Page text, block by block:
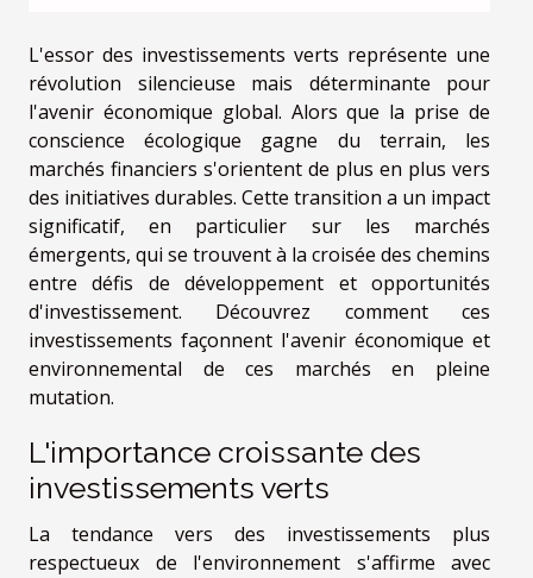
L'essor des investissements verts représente une
révolution silencieuse mais déterminante pour
l'avenir économique global. Alors que la prise de
conscience écologique gagne du terrain, les
marchés financiers s'orientent de plus en plus vers
des initiatives durables. Cette transition a un impact
significatif, en particulier sur les marchés
émergents, qui se trouvent à la croisée des chemins
entre défis de développement et opportunités
d'investissement. Découvrez comment ces
investissements façonnent l'avenir économique et
environnemental de ces marchés en pleine
mutation.
L'importance croissante des
investissements verts
La tendance vers des investissements plus
respectueux de l'environnement s'affirme avec